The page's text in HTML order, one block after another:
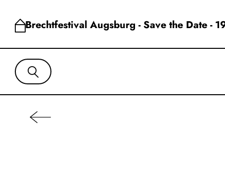
Brechtfestival Augsburg - Save the Date -